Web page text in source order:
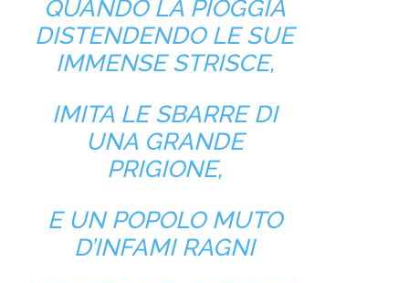
QUANDO LA PIOGGIA
DISTENDENDO LE SUE
IMMENSE STRISCE,
IMITA LE SBARRE DI
UNA GRANDE
PRIGIONE,
E UN POPOLO MUTO
D’INFAMI RAGNI